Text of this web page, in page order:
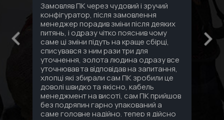
Замовляв ПК через чудовий і зручий
конфігуратор, після замовлення
менеджер порадив зміни після деяких
питянь, і одразу чітко пояснив чому
саме ці зміни підуть на краще сбірці,
списувався з ним рази три для
уточнення, золота людина одразу все
уточнював та відповідав на запитання,
хлопці які збирали сам ПК зробили це
доволі швидко та якісно, кабель
менеджмент на висоті, сам ПК прийшов
без подряпин гарно упакований а
саме головне надійно, тепер я дійсно